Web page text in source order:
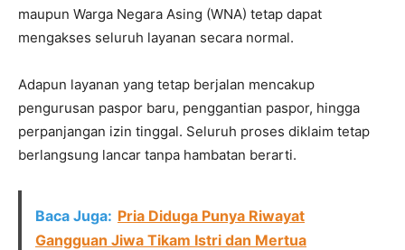
maupun Warga Negara Asing (WNA) tetap dapat
mengakses seluruh layanan secara normal.
Adapun layanan yang tetap berjalan mencakup
pengurusan paspor baru, penggantian paspor, hingga
perpanjangan izin tinggal. Seluruh proses diklaim tetap
berlangsung lancar tanpa hambatan berarti.
Baca Juga: Pria Diduga Punya Riwayat
Gangguan Jiwa Tikam Istri dan Mertua